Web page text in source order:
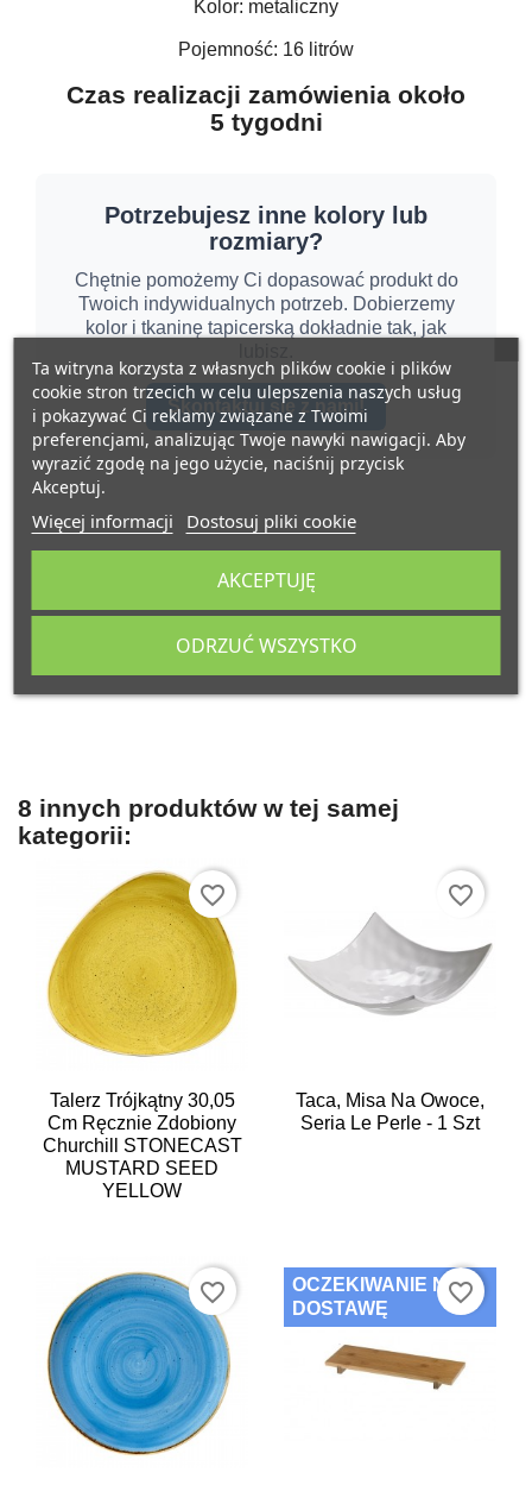
Ta witryna korzysta z własnych plików cookie i plików
cookie stron trzecich w celu ulepszenia naszych usług
i pokazywać Ci reklamy związane z Twoimi
preferencjami, analizując Twoje nawyki nawigacji. Aby
wyrazić zgodę na jego użycie, naciśnij przycisk
Akceptuj.
Więcej informacji Dostosuj pliki cookie
ODRZUĆ WSZYSTKO
AKCEPTUJĘ
Kolor: metaliczny
Pojemność: 16 litrów
Czas realizacji zamówienia około
5 tygodni
Potrzebujesz inne kolory lub
rozmiary?
Chętnie pomożemy Ci dopasować produkt do
Twoich indywidualnych potrzeb. Dobierzemy
kolor i tkaninę tapicerską dokładnie tak, jak
Skontaktuj się z nami!
Na razie nie dodano żadnej recenzji.
8 innych produktów w tej samej
kategorii:
Talerz Trójkątny 30,05
Cm Ręcznie Zdobiony
Churchill STONECAST
MUSTARD SEED
YELLOW
favorite_border
Taca, Misa Na Owoce,
Seria Le Perle - 1 Szt
favorite_border
favorite_border
OCZEKIWANIE NA
DOSTAWĘ
favorite_border